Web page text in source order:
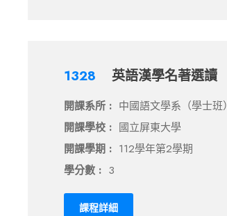
1328 英語漢學名著選讀
開課系所 : 中國語文學系（學士班）
開課學校 : 國立屏東大學
開課學期 : 112學年第2學期
學分數 : 3
課程詳細